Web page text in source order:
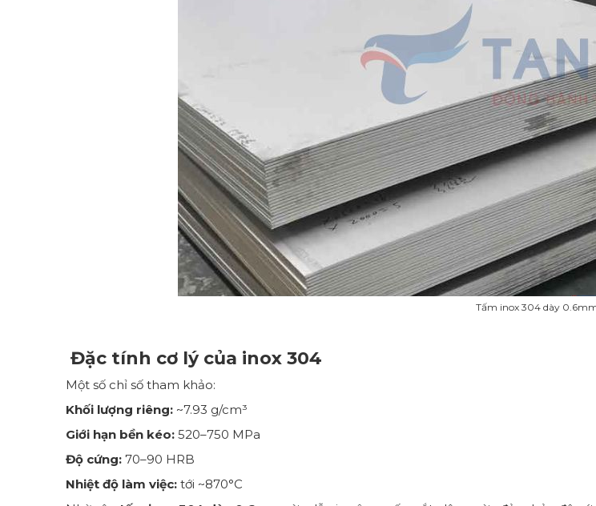
Tấm inox 304 dày
Đặc tính cơ lý của inox 304
Một số chỉ số tham khảo:
Khối lượng riêng: ~7.93 g/cm³
Giới hạn bền kéo: 520–750 MPa
Độ cứng: 70–90 HRB
Nhiệt độ làm việc: tới ~870°C